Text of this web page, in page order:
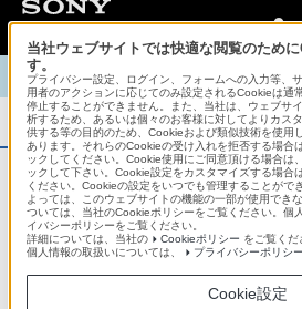
TOP 商品概要
商品概要
アフターサービス
オーバーシーズモデルは
地域で共通の保証を実
当社ウェブサイトでは快適な閲覧のため
す。
プライバシー設定、ログイン、フォームへの入力等、
用者のアクションに応じてのみ設定されるCookieは通
停止することができません。また、当社は、ウェブサ
析するため、あるいは個々のお客様に対してよりカス
供する等の目的のため、Cookieおよび類似技術を使用
あります。それらのCookieの受け入れを拒否する場合
ックしてください。Cookie使用にご同意頂ける場合は
ックして下さい。Cookie設定をカスタマイズする場合
ください。Cookieの設定をいつでも管理することがで
よっては、このウェブサイトの機能の一部が使用でき
ついては、当社のCookieポリシーをご覧ください。個
イバシーポリシーをご覧ください。
詳細については、当社の
Cookieポリシー をご覧くだ
個人情報の取扱いについては、
プライバシーポリシー
Cookie設定